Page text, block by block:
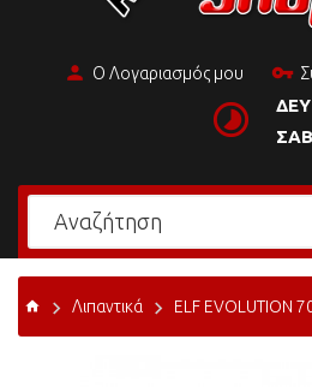
Ο Λογαριασμός μου
Λιπαντικά ELF EVOLUTION